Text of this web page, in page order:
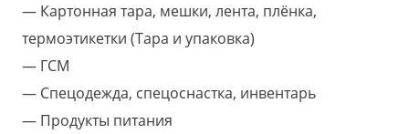
Картонная тара, мешки, лента, плёнка,
термоэтикетки (Тара и упаковка)
ГСМ
Спецодежда, спецоснастка, инвентарь
Продукты питания